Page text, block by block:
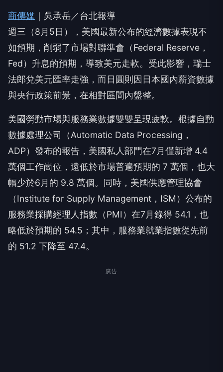
商傳媒 ｜吳承岳／台北報導
週三（8月5日），美國最新公布的經濟數據表現不
如預期，削弱了市場對聯準會（Federal Reserve，
Fed）升息的預期，導致美元走軟。受此影響，瑞士
法郎兌美元匯率走強，而日圓則因日本國內薪資數據
與央行政策前景，在相對區間內盤整。
美國勞動市場與服務業數據雙雙呈現疲軟。根據自動
數據處理公司（Automatic Data Processing，
ADP）發布的報告，美國私人部門在7月僅新增 4.4
萬個工作崗位，遠低於市場普遍預期的 7 萬個，也大
幅少於6月的 9.8 萬個。同時，美國供應管理協會
（Institute for Supply Management，ISM）公布的
服務業採購經理人指數（PMI）在7月錄得 54.1，也
略低於預期的 54.5；其中，服務業就業指數從先前
的 51.2 下降至 47.4。
廣告